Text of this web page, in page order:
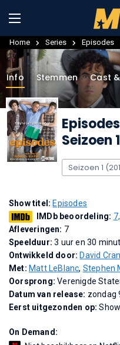
Home Series Episodes
Info Stemmen Cast
Episodes
Seizoen
Show titel: Episodes
IMDb beoordeling:
Afleveringen: 7
Speelduur:3 uur en 30
Ontwikkeld door: David
Met: Matt LeBlanc, Stephen
Oorsprong:Verenigde
Datum van release: zondag
Eerst uitgezonden op:
On Demand: